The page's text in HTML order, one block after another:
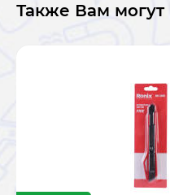
Также Вам